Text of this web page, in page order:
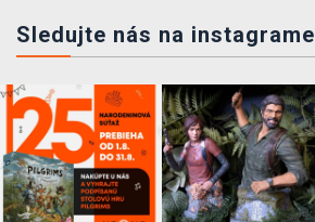
Sledujte nás na instagrame